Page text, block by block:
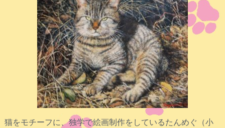
猫をモチーフに、独学で絵画制作をしているたんめぐ（小